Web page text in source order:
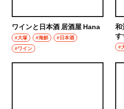
ワインと日本酒 居酒屋 Hana
#大塚 #海鮮
#日本酒
#ワイン
和
す
#